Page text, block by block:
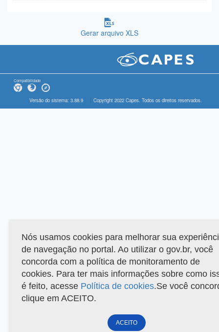
Gerar arquivo XLS
Compatibilidade
Versão do sistema: 3.88.9 Copyright 2022 Capes. Todos os direitos reservados.
Nós usamos cookies para melhorar sua
de navegação no portal. Ao utilizar o gov.br, você
concorda com a política de monitoramento de
cookies. Para ter mais informações sobre como
é feito, acesse Política de cookies.Se você
clique em ACEITO.
ACEITO